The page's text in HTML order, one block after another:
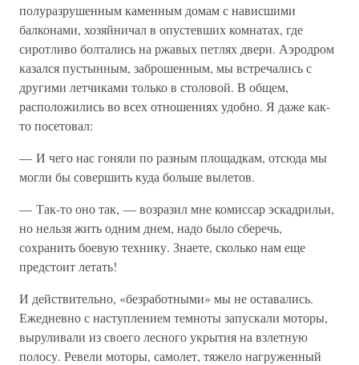
полуразрушенным каменным домам с нависшими
балконами, хозяйничал в опустевших комнатах, где
сиротливо болтались на ржавых петлях двери. Аэродром
казался пустынным, заброшенным, мы встречались с
другими летчиками только в столовой. В общем,
расположились во всех отношениях удобно. Я даже как-
то посетовал:
— И чего нас гоняли по разным площадкам, отсюда мы
могли бы совершить куда больше вылетов.
— Так-то оно так, — возразил мне комиссар эскадрильи,
но нельзя жить одним днем, надо было сберечь,
сохранить боевую технику. Знаете, сколько нам еще
предстоит летать!
И действительно, «безработными» мы не оставались.
Ежедневно с наступлением темноты запускали моторы,
выруливали из своего лесного укрытия на взлетную
полосу. Ревели моторы, самолет, тяжело нагруженный